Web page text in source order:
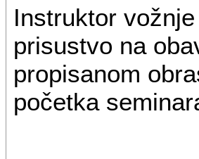
Instruktor
prisustvo na
propisanom
početka